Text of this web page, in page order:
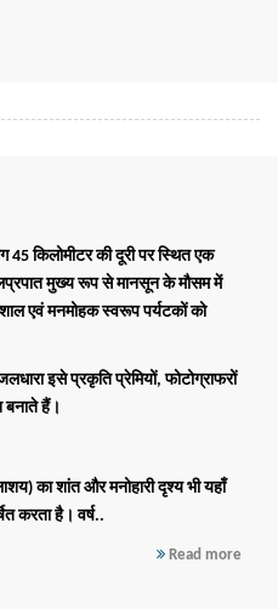
45 किलोमीटरकी दूरी पर स्थित एक
मुख्य रूप सेमानसून के मौसममें
एवं मनमोहक स्वरूप पर्यटकों को
इसे प्रकृति प्रेमियों, फोटोग्राफरों
बनाते हैं।
का शांत और मनोहारी दृश्य भी यहाँ
करता है। वर्ष..
Read more